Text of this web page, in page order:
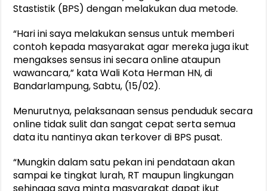
Stastistik (BPS) dengan melakukan dua metode.
“Hari ini saya melakukan sensus untuk memberi
contoh kepada masyarakat agar mereka juga ikut
mengakses sensus ini secara online ataupun
wawancara,” kata Wali Kota Herman HN, di
Bandarlampung, Sabtu, (15/02).
Menurutnya, pelaksanaan sensus penduduk secara
online tidak sulit dan sangat cepat serta semua
data itu nantinya akan terkover di BPS pusat.
“Mungkin dalam satu pekan ini pendataan akan
sampai ke tingkat lurah, RT maupun lingkungan